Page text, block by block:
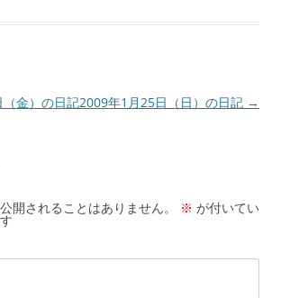
金）の日記2009年1月25日（日）の日記 →
開されることはありません。 ※ が付いてい